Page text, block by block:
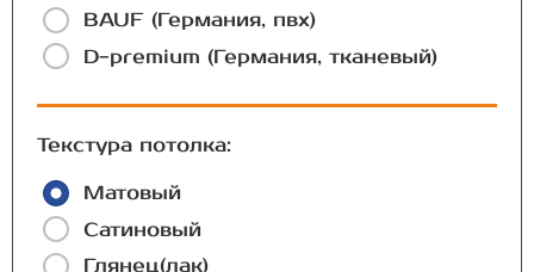
BAUF (Германия, пвх)
D-premium (Германия, тканевый)
Текстура потолка:
Матовый
Сатиновый
Глянец(лак)